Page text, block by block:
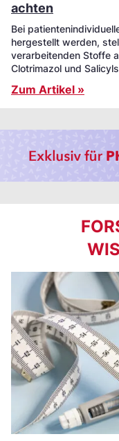
achten
Bei
hergestellt werden,
verarbeitenden Stoffe
Clotrimazol und
Zum Artikel »